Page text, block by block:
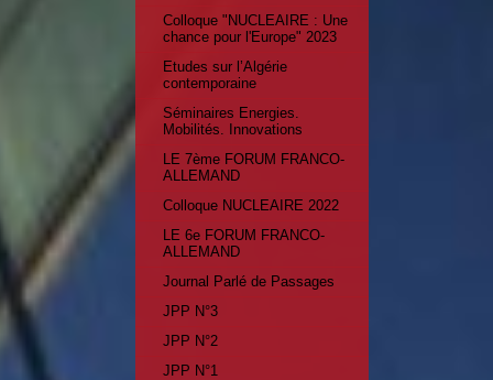
Colloque "NUCLEAIRE : Une
chance pour l'Europe" 2023
Etudes sur l’Algérie
contemporaine
Séminaires Energies.
Mobilités. Innovations
LE 7ème FORUM FRANCO-
ALLEMAND
Colloque NUCLEAIRE 2022
LE 6e FORUM FRANCO-
ALLEMAND
Journal Parlé de Passages
JPP N°3
JPP N°2
JPP N°1